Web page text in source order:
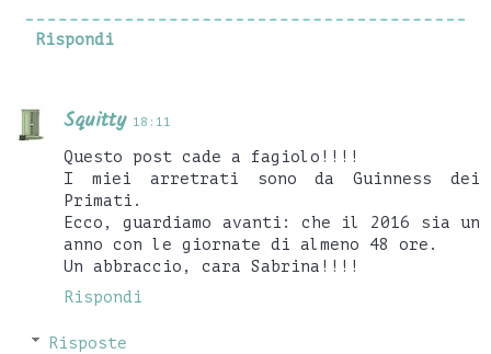
Rispondi
Squitty 18:11
Questo post cade a fagiolo!!!!
I miei arretrati sono da Guinness dei
Primati.
Ecco, guardiamo avanti: che il 2016 sia un
anno con le giornate di almeno 48 ore.
Un abbraccio, cara Sabrina!!!!
Rispondi
Risposte